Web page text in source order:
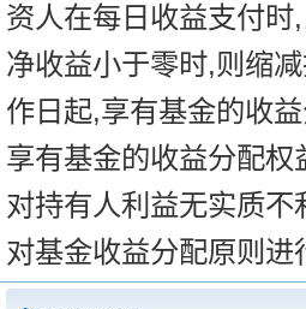
资人在每日收益支付
净收益小于零时,则缩
作日起,享有基金的收
享有基金的收益分配
对持有人利益无实质
对基金收益分配原则